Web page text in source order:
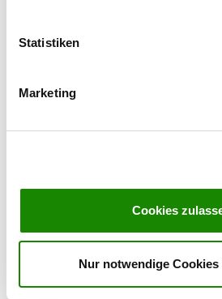
Statistiken
Marketing
Cookies
Nur notwendige
Donnerstag
Sonntag from 10:30 h
from 13:00 h